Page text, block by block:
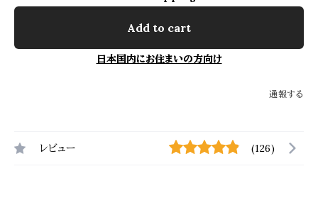
Add to cart
日本国内にお住まいの方向け
通報する
レビュー (126)